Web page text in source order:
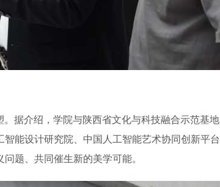
据介绍，学院与陕西省文化与科技融合示范基
能设计研究院、中国人工智能艺术协同创新平
题、共同催生新的美学可能。